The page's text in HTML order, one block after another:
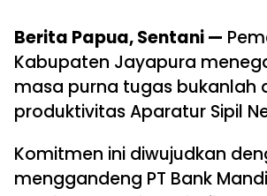
Berita Papua, Sentani —
Kabupaten Jayapura
masa purna tugas bukanlah
produktivitas Aparatur Sipil
Komitmen ini diwujudkan
menggandeng PT Bank